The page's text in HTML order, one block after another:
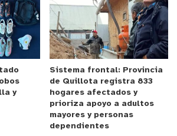
a instrucción del fiscal de
y
Sistema frontal: Provincia
de Quillota registra 833
hogares afectados y
prioriza apoyo a adultos
mayores y personas
dependientes